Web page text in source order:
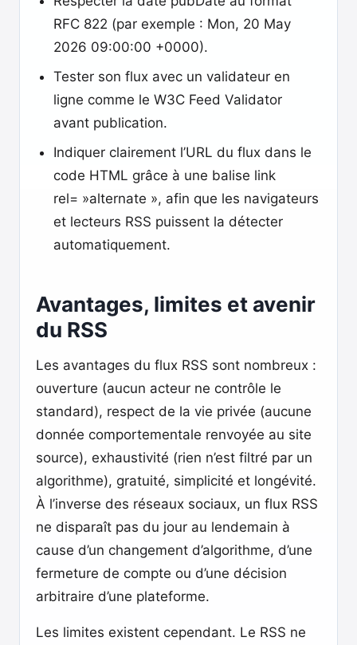
RFC 822 (par exemple : Mon, 20 May
2026 09:00:00 +0000).
Tester son flux avec un validateur en
ligne comme le W3C Feed Validator
avant publication.
Indiquer clairement l’URL du flux dans le
code HTML grâce à une balise link
rel= »alternate », afin que les navigateurs
et lecteurs RSS puissent la détecter
automatiquement.
Avantages, limites et avenir
du RSS
Les avantages du flux RSS sont nombreux :
ouverture (aucun acteur ne contrôle le
standard), respect de la vie privée (aucune
donnée comportementale renvoyée au site
source), exhaustivité (rien n’est filtré par un
algorithme), gratuité, simplicité et longévité.
À l’inverse des réseaux sociaux, un flux RSS
ne disparaît pas du jour au lendemain à
cause d’un changement d’algorithme, d’une
fermeture de compte ou d’une décision
arbitraire d’une plateforme.
Les limites existent cependant. Le RSS ne